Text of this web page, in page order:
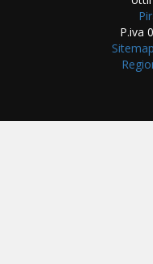
P.iva
Sitemap